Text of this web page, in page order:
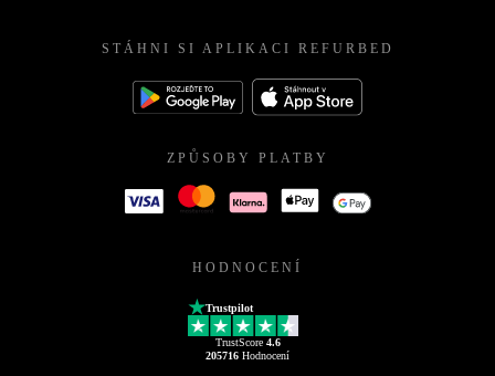
STÁHNI SI APLIKACI REFURBED
ZPŮSOBY PLATBY
HODNOCENÍ
Trustpilot
TrustScore 4.6
205716 Hodnocení